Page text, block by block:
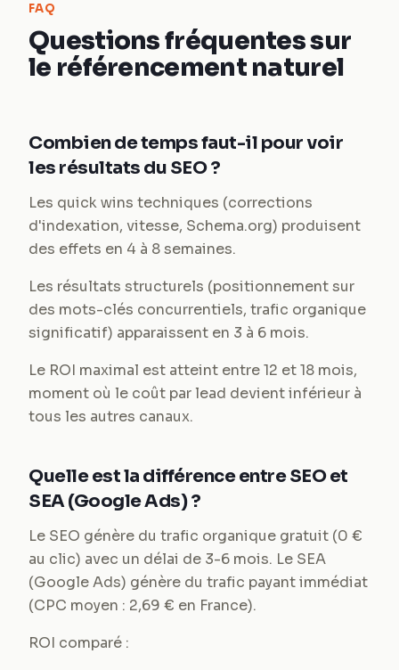
FAQ
Questions fréquentes sur
le référencement naturel
Combien de temps faut-il pour voir
les résultats du SEO ?
Les quick wins techniques (corrections
d'indexation, vitesse, Schema.org) produisent
des effets en 4 à 8 semaines.
Les résultats structurels (positionnement sur
des mots-clés concurrentiels, trafic organique
significatif) apparaissent en 3 à 6 mois.
Le ROI maximal est atteint entre 12 et 18 mois,
moment où le coût par lead devient inférieur à
tous les autres canaux.
Quelle est la différence entre SEO et
SEA (Google Ads) ?
Le SEO génère du trafic organique gratuit (0 €
au clic) avec un délai de 3-6 mois. Le SEA
(Google Ads) génère du trafic payant immédiat
(CPC moyen : 2,69 € en France).
ROI comparé :